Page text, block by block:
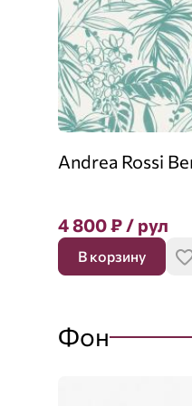
Andrea Rossi
4 800₽/ рул
В корзину
Фон